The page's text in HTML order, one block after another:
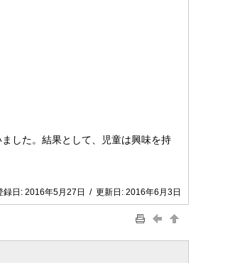
した。結果として、児童は興味を持
録日: 2016年5月27日 / 更新日: 2016年6月3日